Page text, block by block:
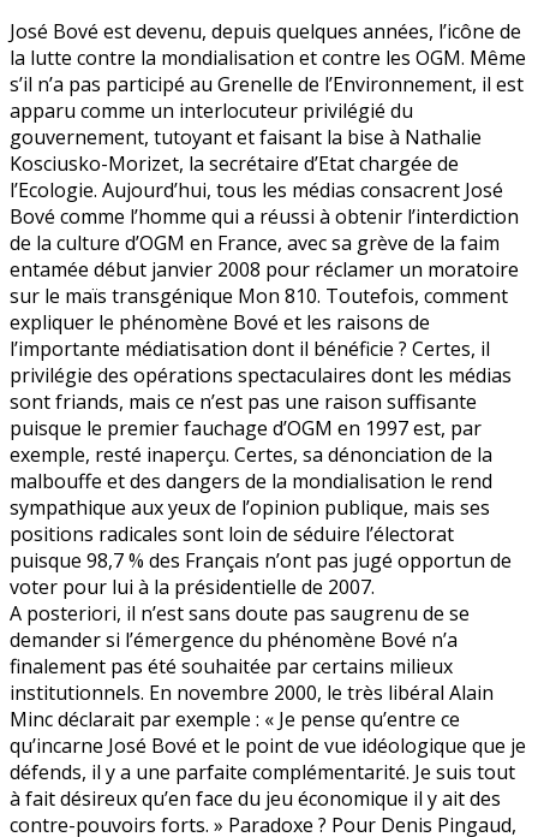
José Bové est devenu, depuis quelques années, l’icône de
la lutte contre la mondialisation et contre les OGM. Même
s’il n’a pas participé au Grenelle de l’Environnement, il est
apparu comme un interlocuteur privilégié du
gouvernement, tutoyant et faisant la bise à Nathalie
Kosciusko-Morizet, la secrétaire d’Etat chargée de
l’Ecologie. Aujourd’hui, tous les médias consacrent José
Bové comme l’homme qui a réussi à obtenir l’interdiction
de la culture d’OGM en France, avec sa grève de la faim
entamée début janvier 2008 pour réclamer un moratoire
sur le maïs transgénique Mon 810. Toutefois, comment
expliquer le phénomène Bové et les raisons de
l’importante médiatisation dont il bénéficie ? Certes, il
privilégie des opérations spectaculaires dont les médias
sont friands, mais ce n’est pas une raison suffisante
puisque le premier fauchage d’OGM en 1997 est, par
exemple, resté inaperçu. Certes, sa dénonciation de la
malbouffe et des dangers de la mondialisation le rend
sympathique aux yeux de l’opinion publique, mais ses
positions radicales sont loin de séduire l’électorat
puisque 98,7 % des Français n’ont pas jugé opportun de
voter pour lui à la présidentielle de 2007.
A posteriori, il n’est sans doute pas saugrenu de se
demander si l’émergence du phénomène Bové n’a
finalement pas été souhaitée par certains milieux
institutionnels. En novembre 2000, le très libéral Alain
Minc déclarait par exemple : « Je pense qu’entre ce
qu’incarne José Bové et le point de vue idéologique que je
défends, il y a une parfaite complémentarité. Je suis tout
à fait désireux qu’en face du jeu économique il y ait des
contre-pouvoirs forts. » Paradoxe ? Pour Denis Pingaud,